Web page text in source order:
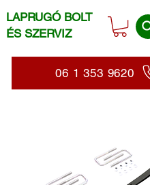
LAPRUGÓ BOLT
ÉS SZERVIZ
06 1 353 9620